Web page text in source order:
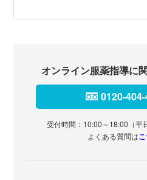
オンライン服薬指導に
0120-
受付時間：10:00～18:00（平
よくある質問は